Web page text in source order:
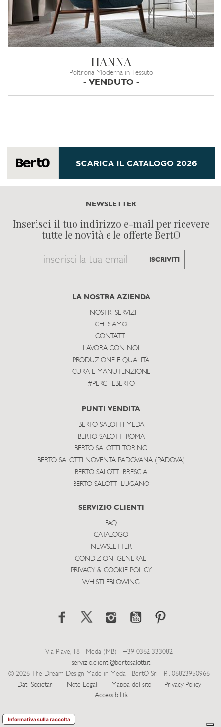
HANNA
Poltrona Moderna in Tessuto
- VENDUTO -
NEWSLETTER
Inserisci il tuo indirizzo e-mail per ricevere
tutte le novità e le offerte BertO
Email
subscribe
ISCRIVITI
LA NOSTRA AZIENDA
I NOSTRI SERVIZI
CHI SIAMO
CONTATTI
LAVORA CON NOI
PRODUZIONE E QUALITÀ
CURA E MANUTENZIONE
#PERCHEBERTO
PUNTI VENDITA
BERTO SALOTTI MEDA
BERTO SALOTTI ROMA
BERTO SALOTTI TORINO
BERTO SALOTTI NOVENTA PADOVANA (PADOVA)
BERTO SALOTTI BRESCIA
BERTO SALOTTI LUGANO
SERVIZIO CLIENTI
FAQ
CATALOGO
NEWSLETTER
CONDIZIONI GENERALI
PRIVACY & COOKIE POLICY
WHISTLEBLOWING
Via Piave, 18 - Meda (MB) - +39 0362 333082 -
servizio.clienti@bertosalotti.it
© 2026 The Dream Design Made in Meda - BertO Srl - P.I. 06823950966 -
Dati Societari
- Note Legali - Mappa del sito - Privacy Policy
-
Accessibilità
Informativa sulla raccolta